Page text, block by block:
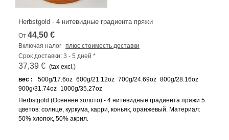
Herbstgold - 4 нитевидные градиента пряжи
От 44,50 €
Включая налог плюс стоимость доставки
Срок доставки: 3 - 5 дней *
37,39 € (tax excl.)
вес :
500g/17.6oz 600g/21.12oz 700g/24.69oz 800g/28.16oz
900g/31.74oz 1000g/35.27oz
Herbstgold (Осеннее золото) - 4 нитевидные градиента пряжи 5
цветов: солнце, куркума, карри, коньяк, оранжевый. Материал:
50% хлопок, 50% акрил.